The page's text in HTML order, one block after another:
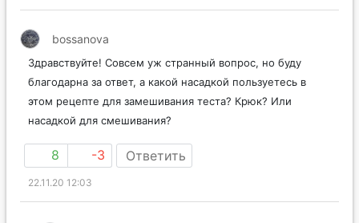
bossanova
Здравствуйте! Совсем уж странный вопрос, но буду
благодарна за ответ, а какой насадкой пользуетесь в
этом рецепте для замешивания теста? Крюк? Или
насадкой для смешивания?
8 -3 Ответить
22.11.20 12:03